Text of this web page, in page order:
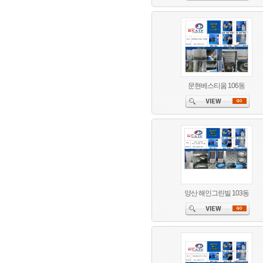
문현베스티움 106동
양산 해인그린빌 103동